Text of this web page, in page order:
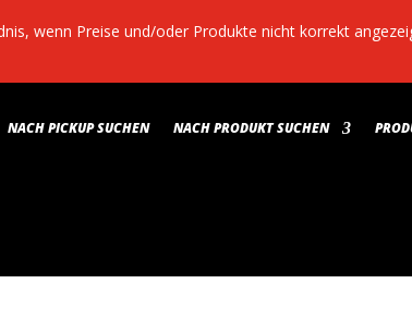
wenn Preise und/oder Produkte nicht korrekt
NACH PICKUP SUCHEN NACH PRODUKT SUCHEN